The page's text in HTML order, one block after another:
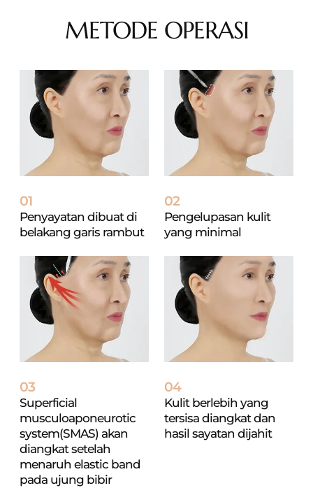
METODE OPERASI
01
Penyayatan dibuat di
belakang garis rambut
02
Pengelupasan kulit
yang minimal
03
Superficial
musculoaponeurotic
system(SMAS) akan
diangkatsetelah
menaruh elastic band
pada ujung bibir
04
Kulit berlebih yang
tersisa diangkat dan
hasil sayatan dijahit